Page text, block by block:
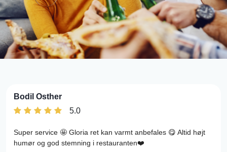
Bodil Osther
5.0
Super service 🤩 Gloria ret kan varmt anbefales 😋 Altid højt
humør og god stemning i restauranten❤️